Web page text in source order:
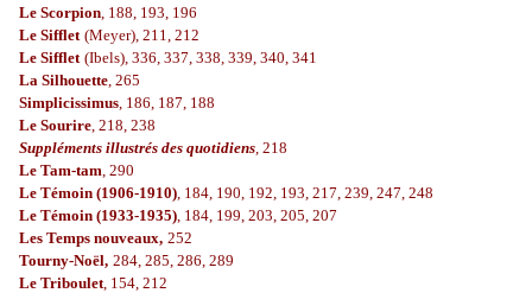
Le Scorpion, 188, 193, 196
Le Sifflet (Meyer), 211, 212
Le Sifflet (Ibels), 336, 337, 338, 339, 340, 341
La Silhouette, 265
Simplicissimus, 186, 187, 188
Le Sourire, 218, 238
Suppléments illustrés des quotidiens, 218
Le Tam-tam, 290
Le Témoin (1906-1910), 184, 190, 192, 193, 217, 239, 247, 248
Le Témoin (1933-1935), 184, 199, 203, 205, 207
Les Temps nouveaux, 252
Tourny-Noël, 284, 285, 286, 289
Le Triboulet, 154, 212